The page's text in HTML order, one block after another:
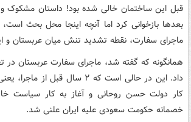
قبل این ساختمان خالی شده بود! داستان مشکوک
بعدها بازخوانی کرد اما آنچه اینجا محل بحث
ماجرای سفارت، نقطه تشدید تنش میان عربستان و
داد. این در حالی است که ۲ سال قبل
کار دولت حسن روحانی و آغاز به کار سیاست
خصمانه حکومت سعودی علیه ایران علنی شد.